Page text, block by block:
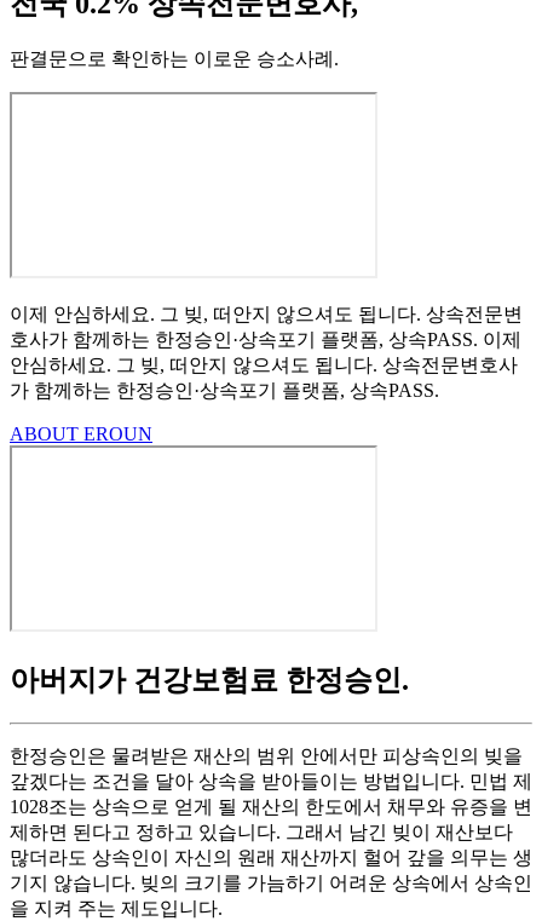
판결문으로 확인하는 이로운 승소사례 .
이제 안심하세요. 그 빚, 떠안지 않으셔도 됩니다. 상속전문변
호사가 함께하는 한정승인·상속포기 플랫폼, 상속PASS. 이제
안심하세요. 그 빚, 떠안지 않으셔도 됩니다. 상속전문변호사
가 함께하는 한정승인·상속포기 플랫폼, 상속PASS.
ABOUT EROUN
아버지가 건강보험료 한정승인.
한정승인은 물려받은 재산의 범위 안에서만 피상속인의 빚을
갚겠다는 조건을 달아 상속을 받아들이는 방법입니다. 민법 제
1028조는 상속으로 얻게 될 재산의 한도에서 채무와 유증을 변
제하면 된다고 정하고 있습니다. 그래서 남긴 빚이 재산보다
많더라도 상속인이 자신의 원래 재산까지 헐어 갚을 의무는 생
기지 않습니다. 빚의 크기를 가늠하기 어려운 상속에서 상속인
을 지켜 주는 제도입니다.